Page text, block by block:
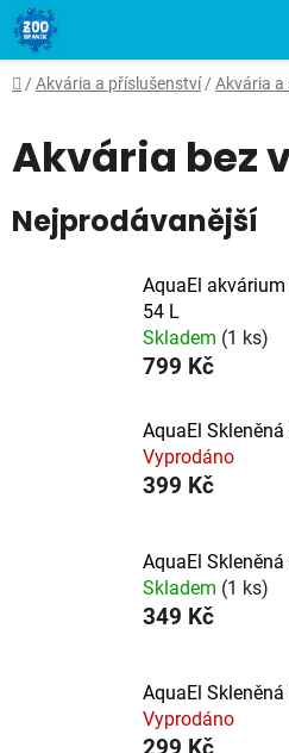
Přejít
na
obsah
Domů
/ Akvária a příslušenství / Akvária a
Akvária bez
Nejprodávanější
AquaEl
54 L
Skladem (1 ks)
799 Kč
AquaEl
Vyprodáno
399 Kč
AquaEl
Skladem (1 ks)
349 Kč
AquaEl
Vyprodáno